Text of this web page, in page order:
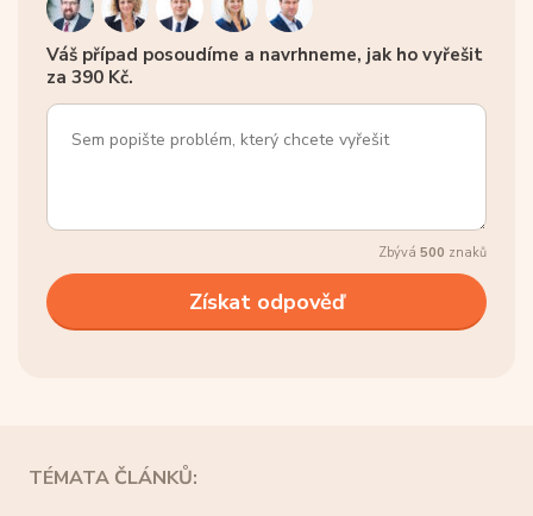
Váš případ posoudíme a navrhneme, jak ho vyřešit
za 390 Kč.
Zbývá 500 znaků
TÉMATA ČLÁNKŮ: